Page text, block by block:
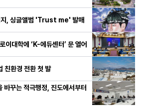
지, 싱글앨범 'Trust me' 발매
이대학에 ‘K-에듀센터’ 문 열어
친환경 전환 첫 발
바꾸는 적극행정, 진도에서부터